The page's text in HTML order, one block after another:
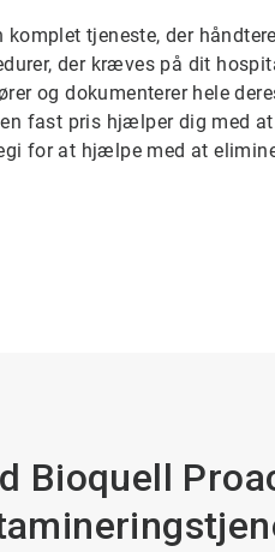
komplet tjeneste, der
der kræves på dit
og dokumenterer hele
fast pris hjælper dig med
for at hjælpe med at
Bioquell